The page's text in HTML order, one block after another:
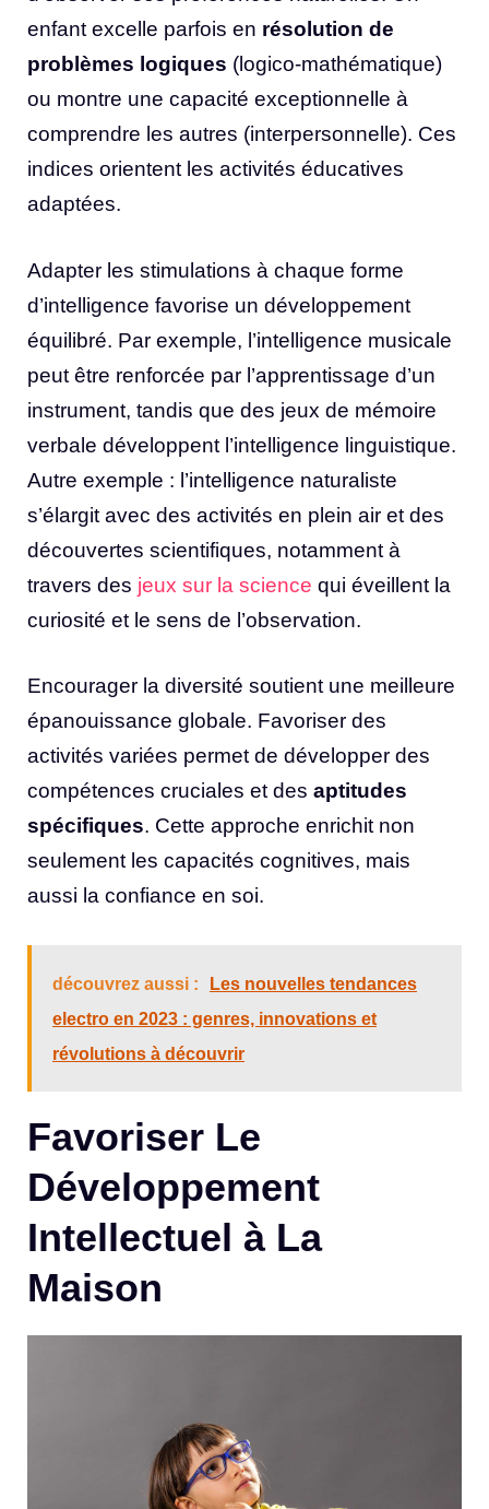
enfant excelle parfois en résolution de
problèmes logiques (logico-mathématique)
ou montre une capacité exceptionnelle à
comprendre les autres (interpersonnelle). Ces
indices orientent les activités éducatives
adaptées.
Adapter les stimulations à chaque forme
d’intelligence favorise un développement
équilibré. Par exemple, l’intelligence musicale
peut être renforcée par l’apprentissage d’un
instrument, tandis que des jeux de mémoire
verbale développent l’intelligence linguistique.
Autre exemple : l’intelligence naturaliste
s’élargit avec des activités en plein air et des
découvertes scientifiques, notamment à
travers des jeux sur la science qui éveillent la
curiosité et le sens de l’observation.
Encourager la diversité soutient une meilleure
épanouissance globale. Favoriser des
activités variées permet de développer des
compétences cruciales et des aptitudes
spécifiques. Cette approche enrichit non
seulement les capacités cognitives, mais
aussi la confiance en soi.
découvrez aussi :
Les nouvelles tendances
electro en 2023 : genres, innovations et
révolutions à découvrir
Favoriser Le
Développement
Intellectuel à La
Maison